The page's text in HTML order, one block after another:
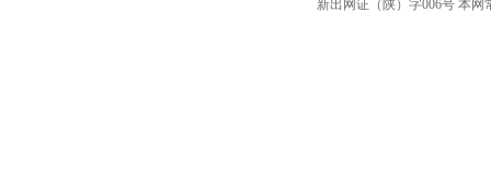
新出网证（陕）字006号 本